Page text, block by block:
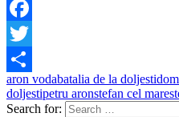
Facebook
Twitter
Share
aron vodabatalia de la doljesti
doljestipetru aronstefan cel mare
Search for: